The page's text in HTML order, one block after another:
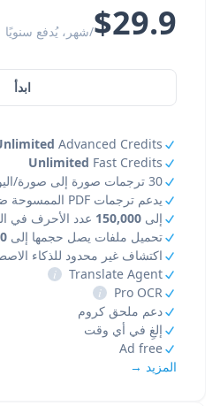
$29.9/شهر، يُدفع سنويًا
ابدأ
Advanced Credits
Unlimited Fast Credits
30 ترجمات صورة إلى صورة/اليوم
يدعم ترجمات PDF الممسوحة ضوئيا
إلى 150,000 عدد الأحرف في
تحميل ملفات يصل حجمها إلى
اكتشاف غير محدود للذكاء
Translate Agent
i
Pro OCR
i
دعم ملحق كروم
إلغِ في أي وقت
Ad free
المزيد →